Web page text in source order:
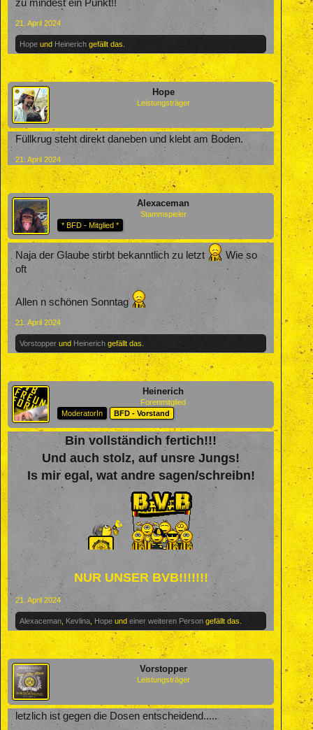
zu mindest ein Punkt!!
21. April 2024
Hope und Heinerich gefällt das.
Hope
Leistungsträger
Füllkrug steht direkt daneben und klebt am Boden.
21. April 2024
Alexaceman
Stammspieler
* BFD - Mitglied *
Naja der Glaube stirbt bekanntlich zu letzt
Wie so
oft
Allen n schönen Sonntag
21. April 2024
Vorstopper und Heinerich gefällt das.
Heinerich
Forenmitglied
ModeratorIn
BFD - Vorstand
Bin vollständich fertich!!!
Und auch stolz, auf unsre Jungs!
Is mir egal, wat andre sagen/schreibn!
NUR UNSER BVB!!!!!!!
21. April 2024
Alexaceman Kevlina Hope und einer weiteren Person gefällt das.
Vorstopper
Leistungsträger
letzlich ist gegen die Dosen entscheidend.....